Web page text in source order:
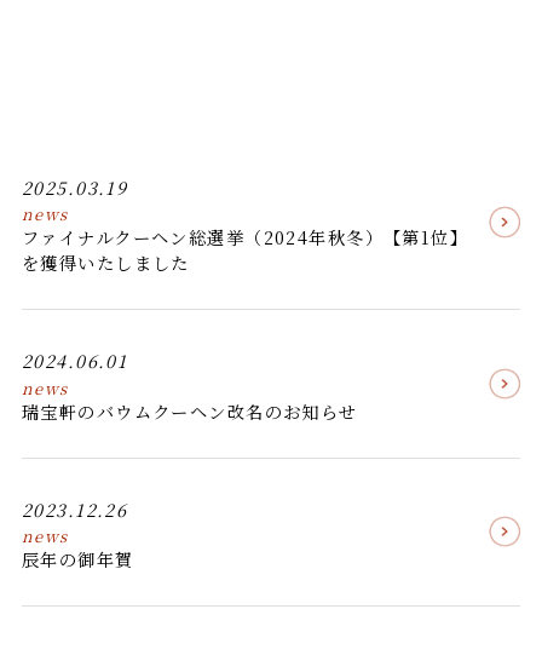
2025.03.19
news
ファイナルクーヘン総選挙（2024年秋冬）【第1位】
を獲得いたしました
2024.06.01
news
瑞宝軒のバウムクーヘン改名のお知らせ
2023.12.26
news
辰年の御年賀